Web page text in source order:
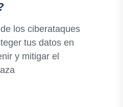
los ciberataques
tus datos en
y mitigar el